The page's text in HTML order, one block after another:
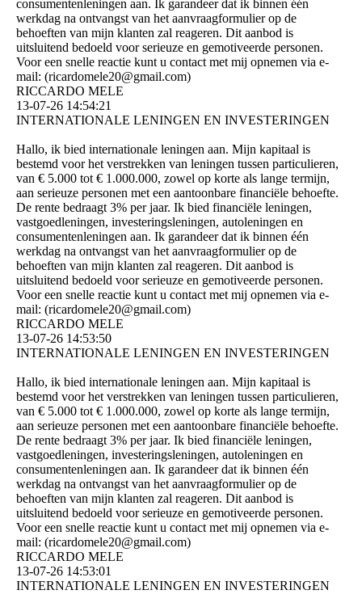
consumentenleningen aan. Ik garandeer dat ik binnen één
werkdag na ontvangst van het aanvraagformulier op de
behoeften van mijn klanten zal reageren. Dit aanbod is
uitsluitend bedoeld voor serieuze en gemotiveerde personen.
Voor een snelle reactie kunt u contact met mij opnemen via e-
mail: (­ricardomele20@­gmail.­com)­
RICCARDO MELE
13-07-26 14:54:21
INTERNATIONALE LENINGEN EN INVESTERINGEN
Hallo, ik bied internationale leningen aan. Mijn kapitaal is
bestemd voor het verstrekken van leningen tussen particulieren,
van € 5.000 tot € 1.000.000, zowel op korte als lange termijn,
aan serieuze personen met een aantoonbare financiële behoefte.
De rente bedraagt ​​3% per jaar. Ik bied financiële leningen,
vastgoedleningen, investeringsleningen, autoleningen en
consumentenleningen aan. Ik garandeer dat ik binnen één
werkdag na ontvangst van het aanvraagformulier op de
behoeften van mijn klanten zal reageren. Dit aanbod is
uitsluitend bedoeld voor serieuze en gemotiveerde personen.
Voor een snelle reactie kunt u contact met mij opnemen via e-
mail: (­ricardomele20@­gmail.­com)­
RICCARDO MELE
13-07-26 14:53:50
INTERNATIONALE LENINGEN EN INVESTERINGEN
Hallo, ik bied internationale leningen aan. Mijn kapitaal is
bestemd voor het verstrekken van leningen tussen particulieren,
van € 5.000 tot € 1.000.000, zowel op korte als lange termijn,
aan serieuze personen met een aantoonbare financiële behoefte.
De rente bedraagt ​​3% per jaar. Ik bied financiële leningen,
vastgoedleningen, investeringsleningen, autoleningen en
consumentenleningen aan. Ik garandeer dat ik binnen één
werkdag na ontvangst van het aanvraagformulier op de
behoeften van mijn klanten zal reageren. Dit aanbod is
uitsluitend bedoeld voor serieuze en gemotiveerde personen.
Voor een snelle reactie kunt u contact met mij opnemen via e-
mail: (­ricardomele20@­gmail.­com)­
RICCARDO MELE
13-07-26 14:53:01
INTERNATIONALE LENINGEN EN INVESTERINGEN